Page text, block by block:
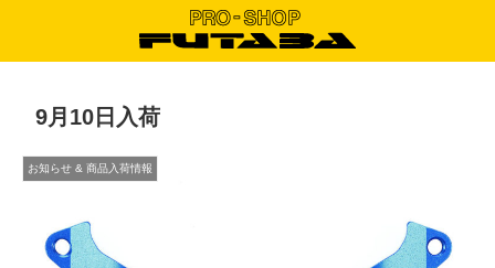
9月10日入荷
お知らせ & 商品入荷情報